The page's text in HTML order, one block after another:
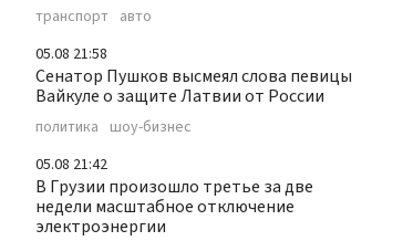
транспорт авто
05.08 21:58
Сенатор Пушков высмеял слова певицы
Вайкуле о защите Латвии от России
политика шоу-бизнес
05.08 21:42
В Грузии произошло третье за две
недели масштабное отключение
электроэнергии